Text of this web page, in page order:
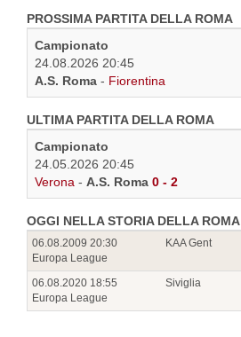
PROSSIMA PARTITA DELLA ROMA
Campionato
24.08.2026 20:45
A.S. Roma - Fiorentina
ULTIMA PARTITA DELLA ROMA
Campionato
24.05.2026 20:45
Verona - A.S. Roma 0 - 2
OGGI NELLA STORIA DELLA ROMA
06.08.2009 20:30
Europa League
KAA Gent
06.08.2020 18:55
Europa League
Siviglia